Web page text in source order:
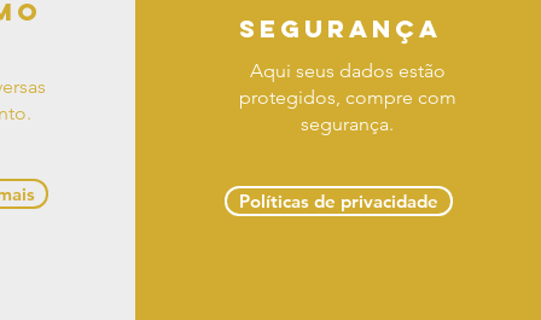
segurança
Aqui seus dados estão
protegidos, compre com
segurança.
Políticas de privacidade